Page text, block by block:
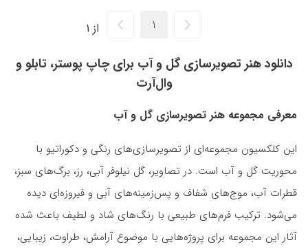
از 1
دانلود هنر تصویرسازی گل و آب برای چاپ پوستر، تابلو و
وال‌آرت
معرفی مجموعه هنر تصویرسازی گل و آب
این کلکسیون مجموعه‌ای از تصویرسازی‌های رنگی و دکوراتیو با
محوریت گل و آب است. در تصاویر، گل نیلوفر آبی، رز، برگ‌های سبز،
قطرات آب، موج‌های شفاف و پس‌زمینه‌های آبی و فیروزه‌ای دیده
می‌شود. ترکیب فرم‌های طبیعی با رنگ‌های شاد و لطیف باعث شده
آثار این مجموعه برای پروژه‌هایی با موضوع آرامش، طراوت، زیبایی،